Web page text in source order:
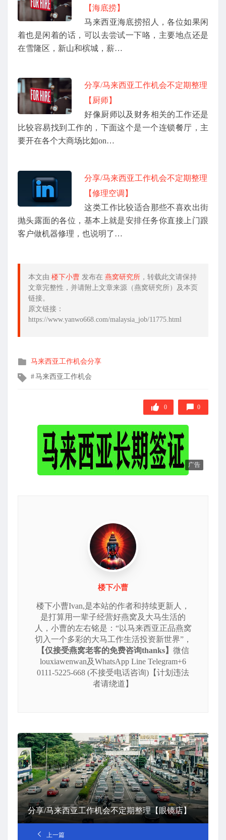
【海底捞】
马来西亚海底捞招人，各位如果闲
着也是闲着的话，可以去尝试一下咯，主要地点还是
在雪隆区，新山和槟城，薪…
分享/马来西亚工作机会不定期整理
【厨师】
好像厨师以及财务相关的工作还是
比较容易找到工作的，下面这个是一个连锁餐厅，主
要开在各个大商场比如on…
分享/马来西亚工作机会不定期整理
【修理空调】
这类工作比较适合那些不喜欢出街
抛头露面的各位，基本上就是安排任务你直接上门跟
客户做机器修理，也说明了…
本文由 楼下小曹 发布在 燕窝研究所 ，转载此文请保持
文章完整性，并请附上文章来源（燕窝研究所）及本页
链接。
原文链接：
https://www.yanwo668.com/malaysia_job/11775.html
发
在
马来西亚工作机会分享
文马来西亚工作机会
0 0
广告
楼下小曹
楼下小曹Ivan,是本站的作者和持续更新人，
是打算用一辈子经营好燕窝及大马生活的
人，小曹的左右铭是：“以马来西亚正品燕窝
切入一个多彩的大马工作生活投资新世界”，
【仅接受燕窝老客的免费咨询thanks】 微信
louxiawenwan及WhatsApp Line Telegram+6
0111-5225-668 (不接受电话咨询)【计划违法
者请绕道】
分享/马来西亚工作机会不定期整理【眼镜店】
上一篇